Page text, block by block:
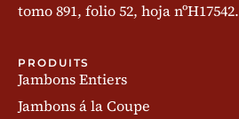
tomo 891, folio 52, hoja nºH17542.
PRODUITS
Jambons Entiers
Jambons á la Coupe